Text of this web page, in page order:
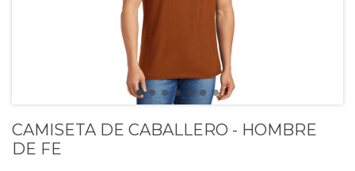
CAMISETA DE CABALLERO - HOMBRE
DE FE